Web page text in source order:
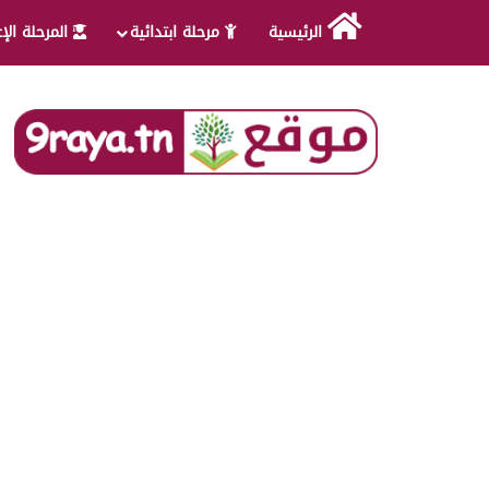
الرئيسية مرحلة ابتدائية المرحلة